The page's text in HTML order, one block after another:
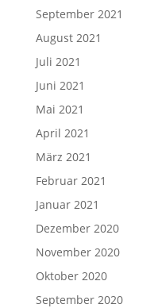
September 2021
August 2021
Juli 2021
Juni 2021
Mai 2021
April 2021
März 2021
Februar 2021
Januar 2021
Dezember 2020
November 2020
Oktober 2020
September 2020